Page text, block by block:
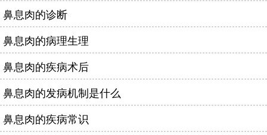
鼻息肉的诊断
鼻息肉的病理生理
鼻息肉的疾病术后
鼻息肉的发病机制是什么
鼻息肉的疾病常识